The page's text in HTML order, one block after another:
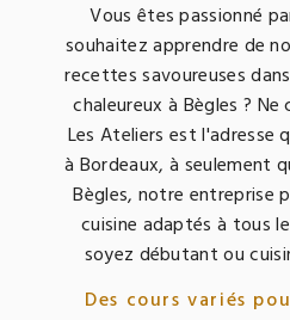
Vous êtes passionné
souhaitez apprendre de
recettes savoureuses
chaleureux à Bègles ? Ne
Les Ateliers est l'adresse
à Bordeaux, à seulement
Bègles, notre entreprise
cuisine adaptés à tous
soyez débutant ou
Des cours variés